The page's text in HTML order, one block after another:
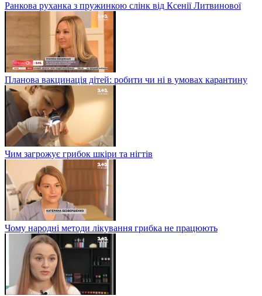
Ранкова руханка з пружинкою слінк від Ксенії Литвинової
Планова вакцинація дітей: робити чи ні в умовах карантину
Чим загрожує грибок шкіри та нігтів
Чому народні методи лікування грибка не працюють